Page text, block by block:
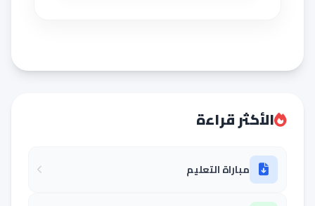
الأكثر قراءة
مباراة التعليم